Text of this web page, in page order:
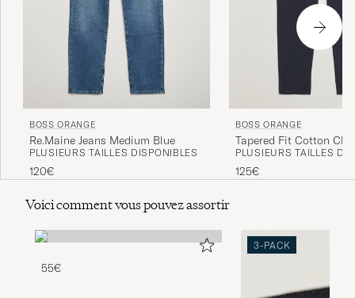
BOSS ORANGE
Re.Maine Jeans Medium Blue
PLUSIEURS TAILLES DISPONIBLES
120€
BOSS ORANGE
Tapered Fit Cotton
Blue
PLUSIEURS TAILLES
125€
Voici comment vous pouvez assortir
55€
3-PACK